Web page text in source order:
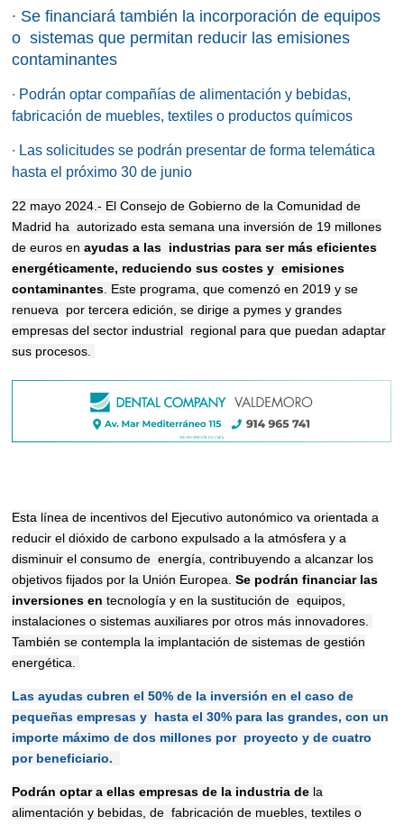
∙ Se financiará también la incorporación de equipos
o sistemas que permitan reducir las emisiones
contaminantes
∙ Podrán optar compañías de alimentación y bebidas,
fabricación de muebles, textiles o productos químicos
∙ Las solicitudes se podrán presentar de forma telemática
hasta el próximo 30 de junio
22 mayo 2024.- El Consejo de Gobierno de la Comunidad de
Madrid ha autorizado esta semana una inversión de 19 millones
de euros enayudas a las industrias para ser más eficientes
energéticamente, reduciendo sus costes y emisiones
contaminantes . Este programa, que comenzó en 2019 y se
renueva por tercera edición, se dirige a pymes y grandes
empresas del sector industrial regional para que puedan adaptar
sus procesos.
Esta línea de incentivos del Ejecutivo autonómico va orientada a
reducir el dióxido de carbono expulsado a la atmósfera y a
disminuir el consumo de energía, contribuyendo a alcanzar los
objetivos fijados por la Unión Europea.Se podrán financiar las
inversiones en tecnología y en la sustitución de equipos,
instalaciones o sistemas auxiliares por otros más innovadores.
También se contempla la implantación de sistemas de gestión
energética.
Las ayudas cubren el 50% de la inversión en el caso de
pequeñas empresas y hasta el 30% para las grandes, con un
importe máximo de dos millones por proyecto y de cuatro
por beneficiario.
Podrán optar a ellas empresas de la industria de la
alimentación y bebidas, de fabricación de muebles, textiles o